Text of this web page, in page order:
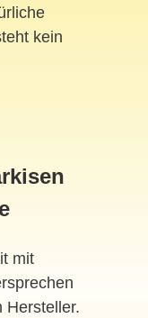
kein
mit
Hersteller.